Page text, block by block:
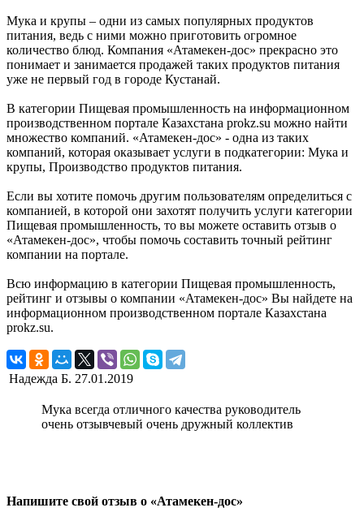
Мука и крупы – одни из самых популярных продуктов
питания, ведь с ними можно приготовить огромное
количество блюд. Компания «Атамекен-дос» прекрасно это
понимает и занимается продажей таких продуктов питания
уже не первый год в городе Кустанай.
В категории Пищевая промышленность на информационном
производственном портале Казахстана prokz.su можно найти
множество компаний. «Атамекен-дос» - одна из таких
компаний, которая оказывает услуги в подкатегории: Мука и
крупы, Производство продуктов питания.
Если вы хотите помочь другим пользователям определиться с
компанией, в которой они захотят получить услуги категории
Пищевая промышленность, то вы можете оставить отзыв о
«Атамекен-дос», чтобы помочь составить точный рейтинг
компании на портале.
Всю информацию в категории Пищевая промышленность,
рейтинг и отзывы о компании «Атамекен-дос» Вы найдете на
информационном производственном портале Казахстана
prokz.su.
Надежда Б. 27.01.2019
Мука всегда отличного качества руководитель
очень отзывчевый очень дружный коллектив
Напишите свой отзыв о «Атамекен-дос»